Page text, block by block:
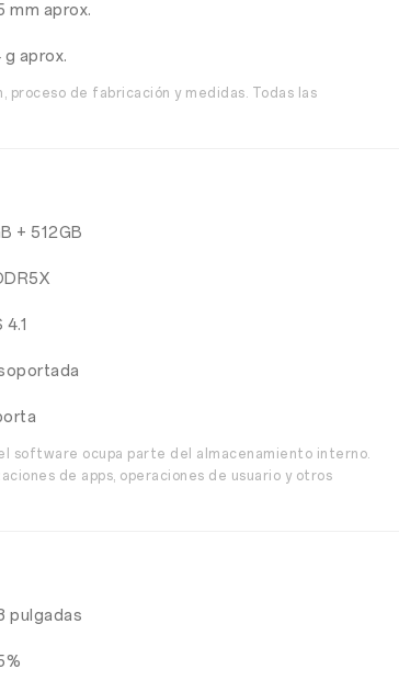
mm aprox.
g aprox.
de fabricación y medidas. Todas las
+ 512GB
4.1
software ocupa parte del almacenamiento interno.
de apps, operaciones de usuario y otros
pulgadas